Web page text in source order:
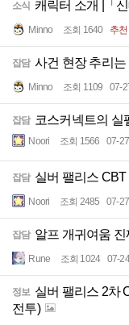
소식 캐릭터 소개 |「신
Minno 조회 1640 추
잡담 사건 현장 추리
Minno 조회 1109 07-
잡담 코스커넥트의 실
Noori 조회 1566 07-27
잡담 실버 팰리스 CBT
Noori 조회 2485 07-27
잡담 알프 개귀여움 진
Rune 조회 1024 07-24
정보 실버 팰리스 2차
전투)